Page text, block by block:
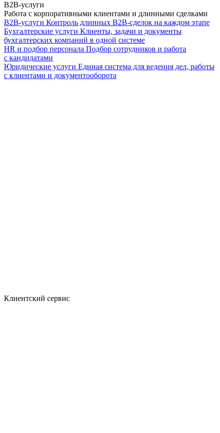
B2B-услуги
Работа с корпоративными клиентами и длинными сделками
B2B-услуги Контроль длинных B2B-сделок на каждом этапе
Бухгалтерские услуги Клиенты, задачи и документы
бухгалтерских компаний в одной системе
HR и подбор персонала Подбор сотрудников и работа
с кандидатами
Юридические услуги Единая система для ведения дел, работы
с клиентами и документооборота
Клиентский сервис